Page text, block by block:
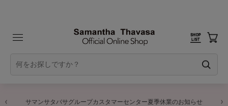
サマンサタバサグループカスタマーセンター夏季休業のお知らせ